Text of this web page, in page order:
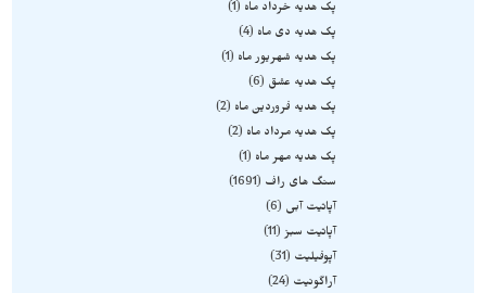
پک هدیه خرداد ماه
1
پک هدیه دی ماه
4
پک هدیه شهریور ماه
1
پک هدیه عشق
6
پک هدیه فروردین ماه
2
پک هدیه مرداد ماه
2
پک هدیه مهر ماه
1
سنگ های راف
1691
آپاتیت آبی
6
آپاتیت سبز
11
آپوفیلیت
31
آراگونیت
24